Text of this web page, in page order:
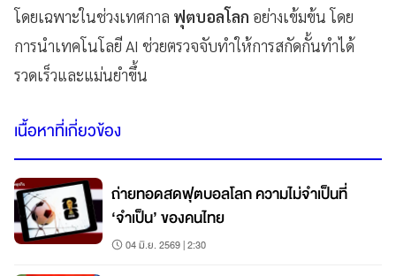
โดยเฉพาะในช่วงเทศกาล ฟุตบอลโลก อย่างเข้มข้น โดย
การนำเทคโนโลยี AI ช่วยตรวจจับทำให้การสกัดกั้นทำได้
รวดเร็วและแม่นยำขึ้น
เนื้อหาที่เกี่ยวข้อง
ถ่ายทอดสดฟุตบอลโลก ความไม่จำเป็นที่
‘จำเป็น’ ของคนไทย
04 มิ.ย. 2569 | 2:30